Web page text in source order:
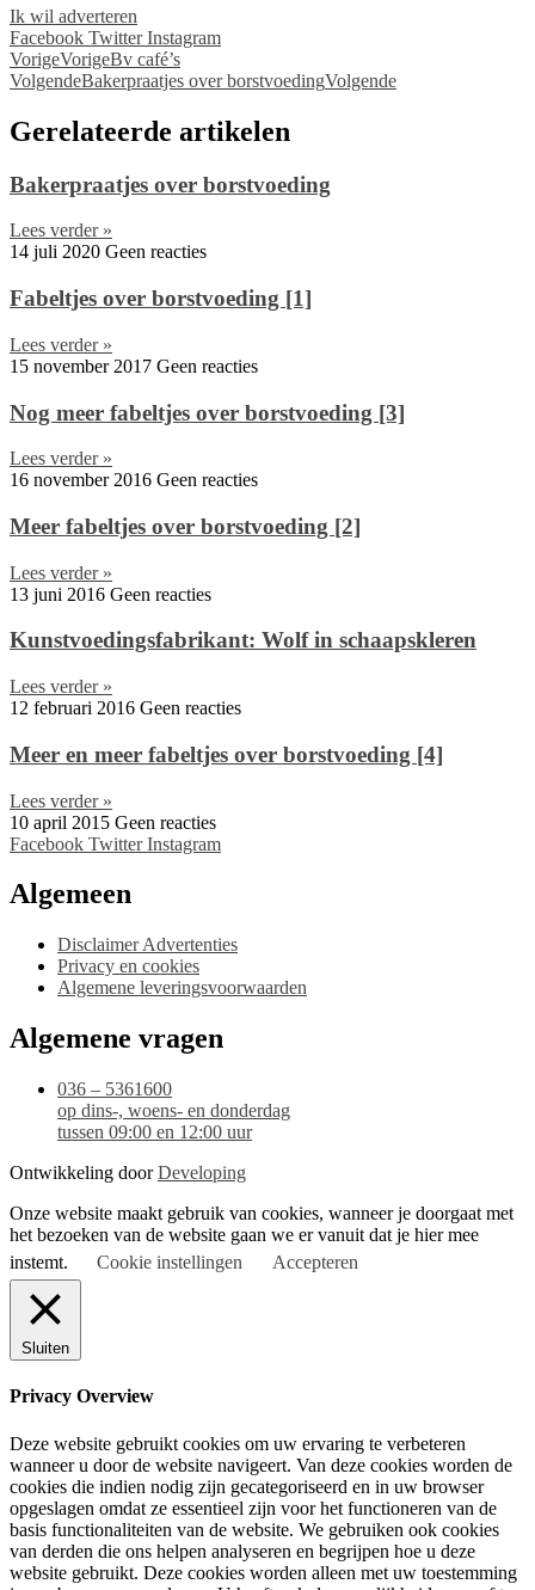
Ik wil adverteren
Facebook Twitter Instagram
VorigeVorigeBv café’s
VolgendeBakerpraatjes over borstvoedingVolgende
Gerelateerde artikelen
Bakerpraatjes over borstvoeding
Lees verder »
14 juli 2020 Geen reacties
Fabeltjes over borstvoeding [1]
Lees verder »
15 november 2017 Geen reacties
Nog meer fabeltjes over borstvoeding [3]
Lees verder »
16 november 2016 Geen reacties
Meer fabeltjes over borstvoeding [2]
Lees verder »
13 juni 2016 Geen reacties
Kunstvoedingsfabrikant: Wolf in schaapskleren
Lees verder »
12 februari 2016 Geen reacties
Meer en meer fabeltjes over borstvoeding [4]
Lees verder »
10 april 2015 Geen reacties
Facebook Twitter Instagram
Algemeen
Disclaimer Advertenties
Privacy en cookies
Algemene leveringsvoorwaarden
Algemene vragen
036 – 5361600
op dins-, woens- en donderdag
tussen 09:00 en 12:00 uur
Ontwikkeling doorDeveloping
Onze website maakt gebruik van cookies, wanneer je doorgaat met
het bezoeken van de website gaan we er vanuit dat je hier mee
instemt.
Cookie instellingen Accepteren
Sluiten
Privacy Overview
Deze website gebruikt cookies om uw ervaring te verbeteren
wanneer u door de website navigeert. Van deze cookies worden de
cookies die indien nodig zijn gecategoriseerd en in uw browser
opgeslagen omdat ze essentieel zijn voor het functioneren van de
basis functionaliteiten van de website. We gebruiken ook cookies
van derden die ons helpen analyseren en begrijpen hoe u deze
website gebruikt. Deze cookies worden alleen met uw toestemming